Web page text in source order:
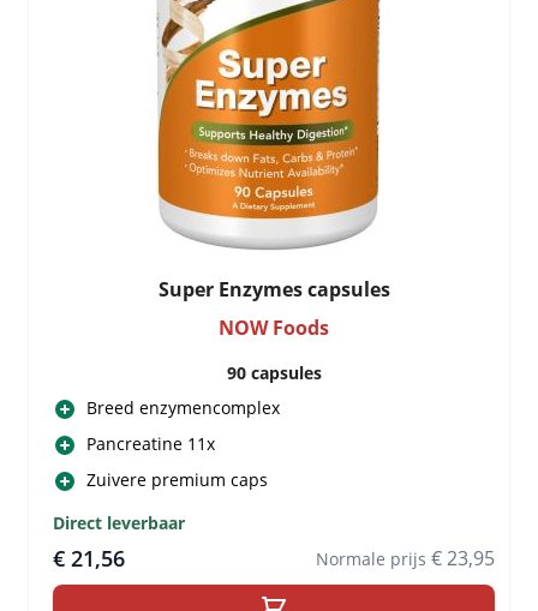
Super Enzymes capsules
NOW Foods
90 capsules
Breed enzymencomplex
Pancreatine 11x
Zuivere premium caps
Direct leverbaar
€ 21,56 Normale prijs € 23,95